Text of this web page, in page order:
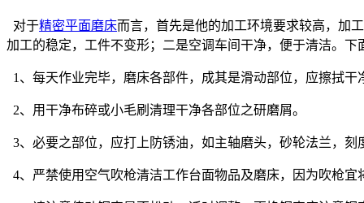
对于精密平面磨床而言，首先是他的加工环境要求较高，加
加工的稳定，工件不变形；二是空调车间干净，便于清洁。
1、每天作业完毕，磨床各部件，成其是滑动部位，应擦拭干
2、用干净布碎或小毛刷清理干净各部位之研磨屑。
3、必要之部位，应打上防锈油，如主轴磨头，砂轮法兰，刻
4、严禁使用空气吹枪清洁工作台面物品及磨床，因为吹枪